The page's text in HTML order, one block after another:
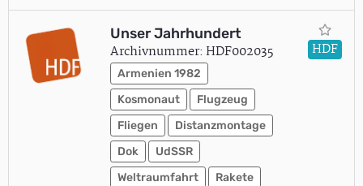
Unser Jahrhundert
Archivnummer: HDF002035
Armenien 1982
Kosmonaut
Flugzeug
Fliegen
Distanzmontage
Dok
UdSSR
Weltraumfahrt
Rakete
HDF